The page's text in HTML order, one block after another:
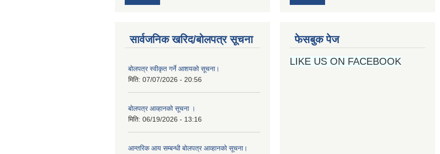
सार्वजनिक खरिद/बोलपत्र सूचना
बोलपत्र स्वीकृत गर्ने आशयको सूचना।
मिति: 07/07/2026 - 20:56
बोलपत्र आव्हानको सूचना ।
मिति: 06/19/2026 - 13:16
आन्तरिक आय सम्बन्धी बोलपत्र आव्हानको सूचना।
फेसबुक पेज
LIKE US ON FACEBOOK